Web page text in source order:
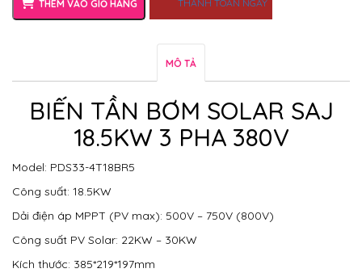
THÊM VÀO GIỎ HÀNG THANH TOÁN NGAY
MÔ TẢ
BIẾN TẦN BƠM SOLAR SAJ
18.5KW 3 PHA 380V
Model: PDS33-4T18BR5
Công suất: 18.5KW
Dải điện áp MPPT (PV max): 500V – 750V (800V)
Công suất PV Solar: 22KW – 30KW
Kích thước: 385*219*197mm